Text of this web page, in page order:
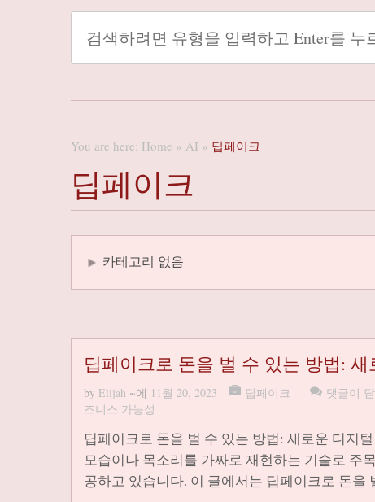
You are here: Home » AI » 딥페이크
딥페이크
카테고리 없음
딥페이크로 돈을 벌 수 있는 방법:
by Elijah ~에 11월 20, 2023 딥페이크 댓글이
즈니스 가능성
딥페이크로 돈을 벌 수 있는 방법: 새로운 디지
모습이나 목소리를 가짜로 재현하는 기술로 주
공하고 있습니다. 이 글에서는 딥페이크로 돈을